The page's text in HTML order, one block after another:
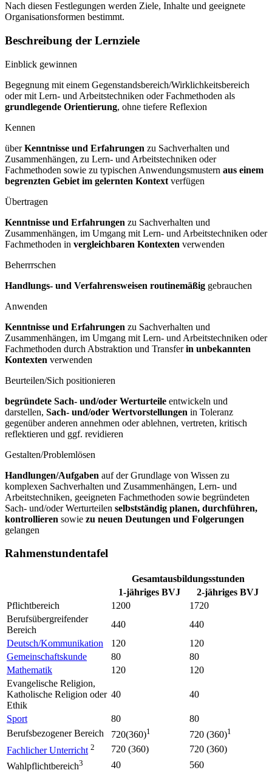
Nach diesen Festlegungen werden Ziele, Inhalte und geeignete
Organisationsformen bestimmt.
Beschreibung der Lernziele
Einblick gewinnen
Begegnung mit einem Gegenstandsbereich/Wirklichkeitsbereich
oder mit Lern- und Arbeitstechniken oder Fachmethoden als
grundlegende Orientierung, ohne tiefere Reflexion
Kennen
überKenntnisse und Erfahrungen zu Sachverhalten und
Zusammenhängen, zu Lern- und Arbeitstechniken oder
Fachmethoden sowie zu typischen Anwendungsmustern aus einem
begrenzten Gebiet im gelernten Kontext verfügen
Übertragen
Kenntnisse und Erfahrungen zu Sachverhalten und
Zusammenhängen, im Umgang mit Lern- und Arbeitstechniken oder
Fachmethoden in vergleichbaren Kontexten verwenden
Beherrrschen
Handlungs- und Verfahrensweisen routinemäßig gebrauchen
Anwenden
Kenntnisse und Erfahrungen zu Sachverhalten und
Zusammenhängen, im Umgang mit Lern- und Arbeitstechniken oder
Fachmethoden durch Abstraktion und Transferin unbekannten
Kontexten verwenden
Beurteilen/Sich positionieren
begründete Sach- und/oder Werturteile entwickeln und
darstellen, Sach- und/oder Wertvorstellungen in Toleranz
gegenüber anderen annehmen oder ablehnen, vertreten, kritisch
reflektieren und ggf. revidieren
Gestalten/Problemlösen
Handlungen/Aufgaben auf der Grundlage von Wissen zu
komplexen Sachverhalten und Zusammenhängen, Lern- und
Arbeitstechniken, geeigneten Fachmethoden sowie begründeten
Sach- und/oder Werturteilen selbstständig planen, durchführen,
kontrollieren sowie zu neuen Deutungen und Folgerungen
gelangen
Rahmenstundentafel
Gesamtausbildungsstunden
1-jähriges BVJ
2-jähriges BVJ
Pflichtbereich
1200
1720
Berufsübergreifender
Bereich
440
440
Deutsch/Kommunikation
120
120
Gemeinschaftskunde
80
80
Mathematik
120
120
Evangelische Religion,
Katholische Religion oder
Ethik
40 40
Sport 80
80
Berufsbezogener Bereich
720(360)1 720 (360)1
Fachlicher Unterricht 2 720 (360)
720 (360)
Wahlpflichtbereich3 40
560